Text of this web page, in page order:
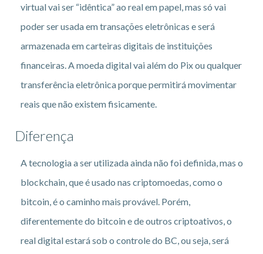
virtual vai ser “idêntica” ao real em papel, mas só vai
poder ser usada em transações eletrônicas e será
armazenada em carteiras digitais de instituições
financeiras. A moeda digital vai além do Pix ou qualquer
transferência eletrônica porque permitirá movimentar
reais que não existem fisicamente.
Diferença
A tecnologia a ser utilizada ainda não foi definida, mas o
blockchain, que é usado nas criptomoedas, como o
bitcoin, é o caminho mais provável. Porém,
diferentemente do bitcoin e de outros criptoativos, o
real digital estará sob o controle do BC, ou seja, será